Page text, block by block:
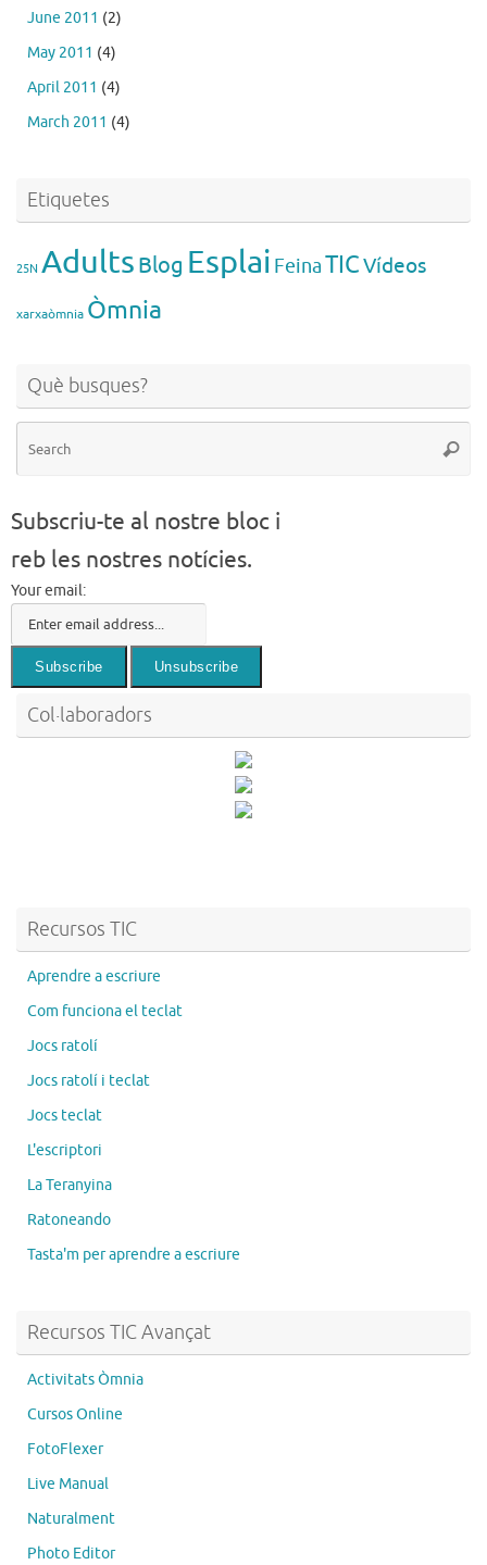
June 2011 (2)
May 2011 (4)
April 2011 (4)
March 2011 (4)
Etiquetes
25N AdultsBlog Esplai FeinaTICVídeos
xarxaòmnia Òmnia
Què busques?
Subscriu-te al nostre bloc i
reb les nostres notícies.
Your email:
Col·laboradors
Recursos TIC
Aprendre a escriure
Com funciona el teclat
Jocs ratolí
Jocs ratolí i teclat
Jocs teclat
L'escriptori
La Teranyina
Ratoneando
Tasta'm per aprendre a escriure
Recursos TIC Avançat
Activitats Òmnia
Cursos Online
FotoFlexer
Live Manual
Naturalment
Photo Editor